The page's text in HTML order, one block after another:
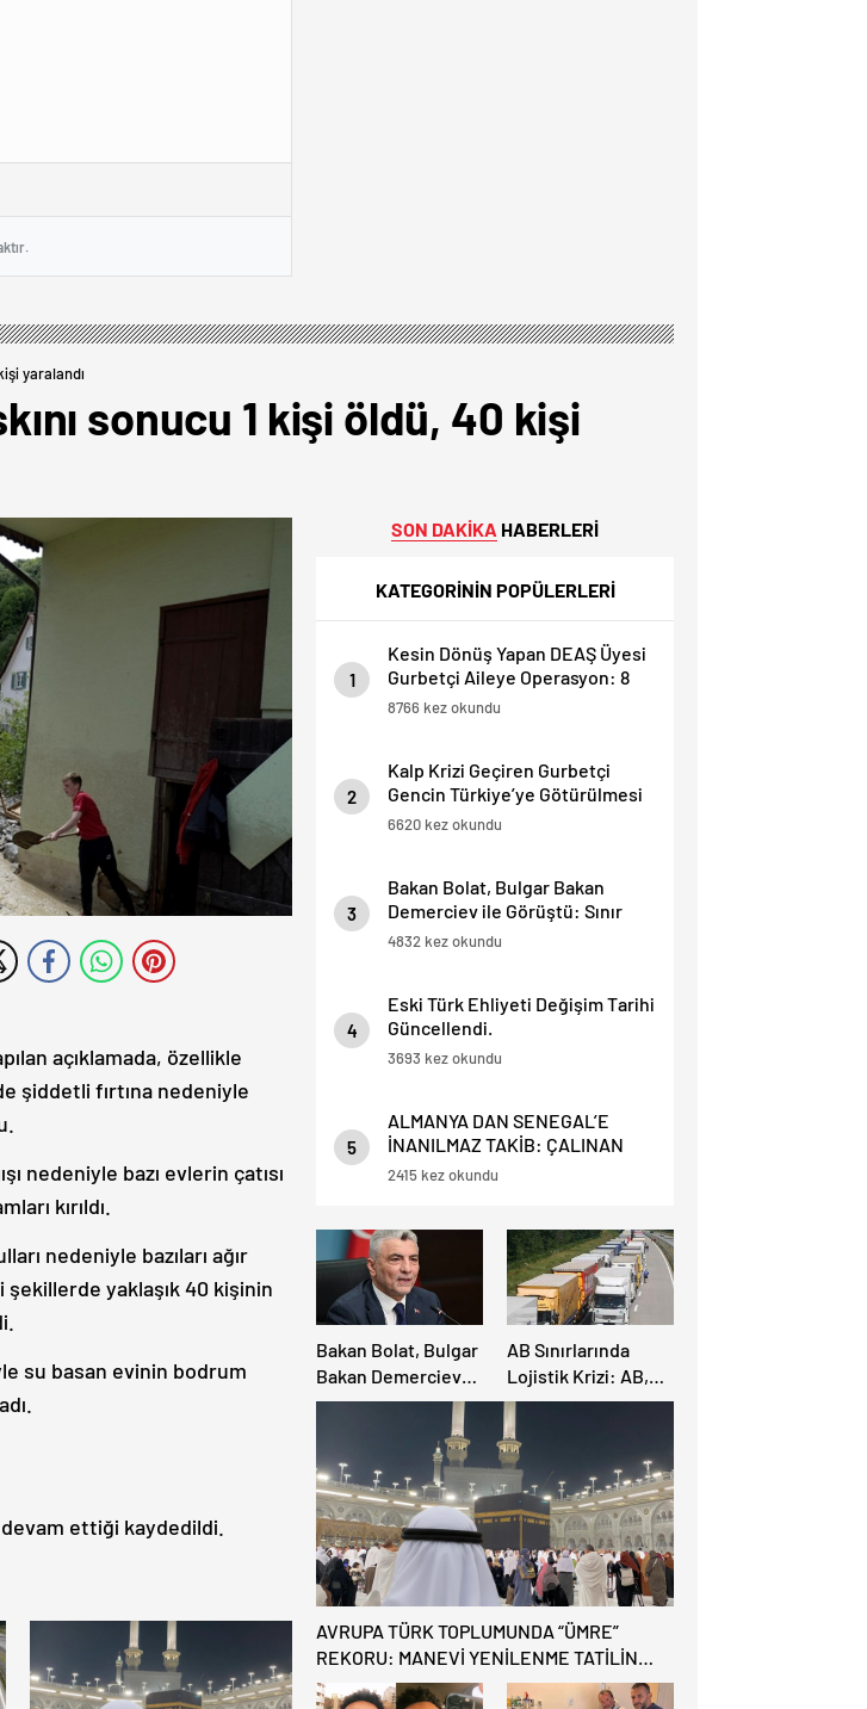
yaralandı
sonucu 1 kişi öldü, 40 kişi
açıklamada, özellikle
şiddetli fırtına nedeniyle
nedeniyle bazı evlerin çatısı
kırıldı.
nedeniyle bazıları ağır
yaklaşık 40 kişinin
su basan evinin bodrum
devam ettiği kaydedildi.
SON DAKİKA HABERLERİ
KATEGORİNİN POPÜLERLERİ
1
Kesin Dönüş Yapan DEAŞ Üyesi
Gurbetçi Aileye Operasyon: 8
Ölü, 2 Yaralı.
8766 kez okundu
2
Kalp Krizi Geçiren Gurbetçi
Gencin Türkiye’ye Götürülmesi
İçin , 40 Bin Dolarlık Fatura
6620 kez okundu
3
Bakan Bolat, Bulgar Bakan
Demerciev ile Görüştü: Sınır
Kapılarında “EES” ve Yaz
4832 kez okundu
4
Eski Türk Ehliyeti Değişim Tarihi
Güncellendi.
3693 kez okundu
5
ALMANYA DAN SENEGAL’E
İNANILMAZ TAKİB: ÇALINAN
TELEFONU İÇİN 4.500 KM YOL
2415 kez okundu
Bakan Bolat, Bulgar
Bakan Demerciev
ile Görüştü: Sınır
Kapılarında “EES”
ve Yaz Yoğunluğu
Masaya Yatırıldı
AB Sınırlarında
Lojistik Krizi: AB,
Sırbistan Ulaştırma
Topluluğu’nun
önerilerini reddetti
– Yeni protestolar
geliyor
AVRUPA TÜRK TOPLUMUNDA “ÜMRE”
REKORU: MANEVİ YENİLENME TATİLİN
ÖNÜNE GEÇTİ!